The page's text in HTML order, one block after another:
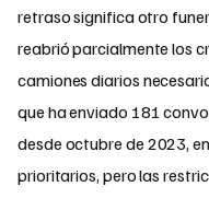
retraso significa otro
reabrió parcialmente los
camiones diarios
que ha enviado 181
desde octubre de 2023,
prioritarios, pero las